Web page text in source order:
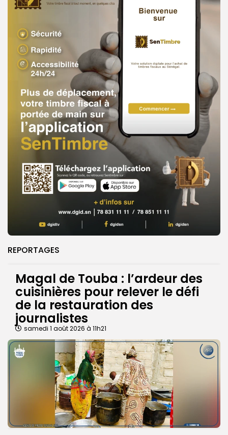
REPORTAGES
Magal de Touba : l’ardeur des
cuisinières pour relever le défi
de la restauration des
journalistes
samedi 1 août 2026 à 11h21